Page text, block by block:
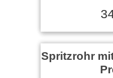
Spritzrohr